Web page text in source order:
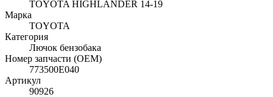
TOYOTA HIGHLANDER 14-19
Марка
TOYOTA
Категория
Лючок бензобака
Номер запчасти (OEM)
773500E040
Артикул
90926